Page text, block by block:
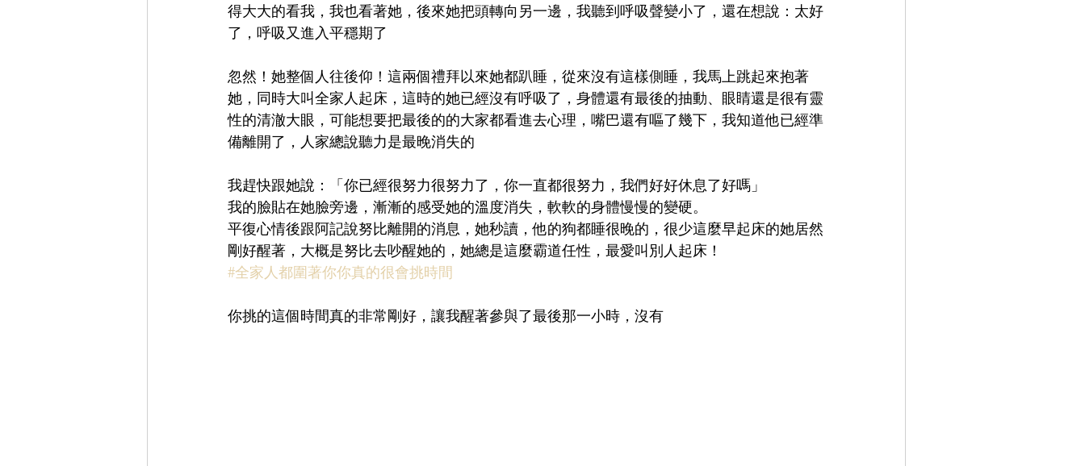
得大大的看我，我也看著她，後來她把頭轉向另一邊，我聽到呼吸聲變小了，還在想說：太好
了，呼吸又進入平穩期了
忽然！她整個人往後仰！這兩個禮拜以來她都趴睡，從來沒有這樣側睡，我馬上跳起來抱著
她，同時大叫全家人起床，這時的她已經沒有呼吸了，身體還有最後的抽動、眼睛還是很有靈
性的清澈大眼，可能想要把最後的的大家都看進去心理，嘴巴還有嘔了幾下，我知道他已經準
備離開了，人家總說聽力是最晚消失的
我趕快跟她說：「你已經很努力很努力了，你一直都很努力，我們好好休息了好嗎」
我的臉貼在她臉旁邊，漸漸的感受她的溫度消失，軟軟的身體慢慢的變硬。
平復心情後跟阿記說努比離開的消息，她秒讀，他的狗都睡很晚的，很少這麼早起床的她居然
剛好醒著，大概是努比去吵醒她的，她總是這麼霸道任性，最愛叫別人起床！
#全家人都圍著你你真的很會挑時間
你挑的這個時間真的非常剛好，讓我醒著參與了最後那一小時，沒有